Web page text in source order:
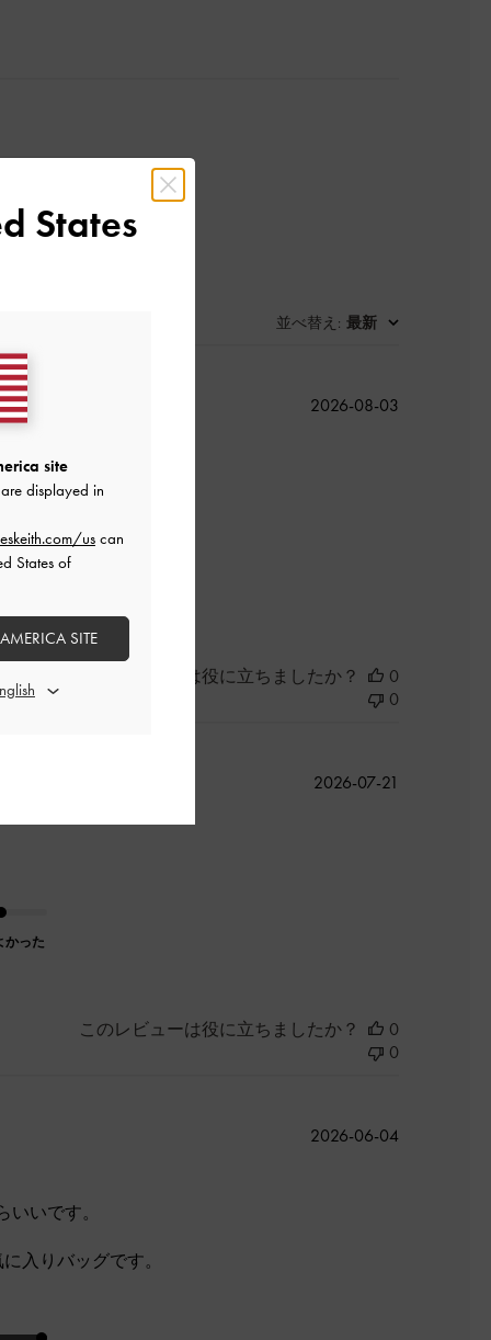
並べ替え : 最新
公
2026-08-03
このレビューは役に立ちましたか？
0
0
かった
2026-07-21
このレビューは役に立ちましたか？
0
0
いです。
入りバッグです。
公
2026-06-04
States
site
displayed in
uscan
States of
SITE